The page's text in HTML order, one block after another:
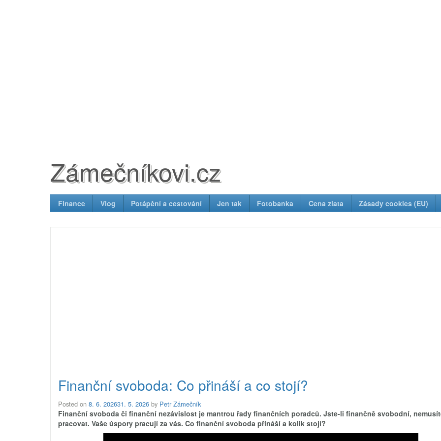
Zámečníkovi.cz
Finance Vlog Potápění a cestování Jen tak Fotobanka Cena zlata Zásady cookies (EU)
Finanční svoboda: Co přináší a co stojí?
Posted on 8. 6. 202631. 5. 2026 by Petr Zámečník
Finanční svoboda či finanční nezávislost je mantrou řady finančních poradců. Jste-li finančně svobodní,
pracovat. Vaše úspory pracují za vás. Co finanční svoboda přináší a kolik stojí?